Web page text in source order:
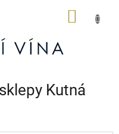
Kutná